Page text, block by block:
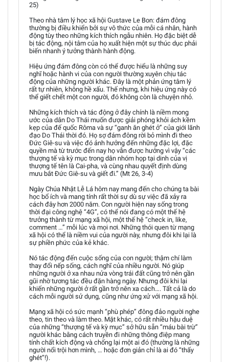
25)
Theo nhà tâm lý học xã hội Gustave Le Bon: đám đông
thường bị điều khiển bởi sự vô thức của mỗi cá nhân, hành
động tùy theo những kích thích ngẫu nhiên. Họ đặc biệt dễ
bị tác động, nội tâm của họ xuất hiện một sự thúc dục phải
biến nhanh ý tưởng thành hành động.
Hiệu ứng đám đông còn có thể được hiểu là những suy
nghĩ hoặc hành vi của con người thường xuyên chịu tác
động của những người khác. Đây là một phản ứng tâm lý
rất tự nhiên, không hề xấu. Thế nhưng, khi hiệu ứng này có
thể giết chết một con người, đó không còn là chuyện nhỏ.
Những kích thích và tác động ở đây chính là niềm mong
ước của dân Do Thái muốn được giải phóng khỏi ách kềm
kẹp của đế quốc Rôma và sự “ganh ăn ghét ở” của giới lãnh
đạo Do Thái thời đó. Họ sợ đám đông rời bỏ mình đi theo
Đức Giê-su và việc đó ảnh hưởng đến những đặc lợi, đặc
quyền mà từ trước đến nay họ vẫn được hưởng vì vậy “các
thượng tế và kỳ mục trong dân nhóm họp tại dinh của vị
thượng tế tên là Cai-pha, và cùng nhau quyết định dùng
mưu bắt Đức Giê-su và giết đi.” (Mt 26, 3-4)
Ngày Chúa Nhật Lễ Lá hôm nay mang đến cho chúng ta bài
học bổ ích và mang tính rất thời sự dù sự việc đã xảy ra
cách đây hơn 2000 năm. Con người hiện nay sống trong
thời đại công nghệ “4G”, có thể nói đang có một thế hệ
trưởng thành từ mạng xã hội, một thế hệ “check in, like,
comment …” mỗi lúc và mọi nơi. Những thói quen từ mạng
xã hội có thể là niềm vui của người này, nhưng đôi khi lại là
sự phiền phức của kẻ khác.
Nó tác động đến cuộc sống của con người; thậm chí làm
thay đổi nếp sống, cách nghĩ của nhiều người. Nó giúp
những người ở xa nhau nửa vòng trái đất cũng trở nên gần
gũi nhờ tương tác đều đặn hàng ngày. Nhưng đôi khi lại
khiến những người ở rất gần trở nên xa cách…. Tất cả là do
cách mỗi người sử dụng, cũng như ứng xử với mạng xã hội.
Mạng xã hội có sức mạnh “phù phép” đông đảo người nghe
theo, tin theo và làm theo. Mặt khác, có rất nhiều hậu duệ
của những “thượng tế và kỳ mục” sở hữu sẵn “máu bài trừ”
người khác bằng cách truyền đi những thông điệp mang
tính chất kích động và chống lại một ai đó (thường là những
người nổi trội hơn mình, … hoặc đơn giản chỉ là ai đó “thấy
ghét”!).